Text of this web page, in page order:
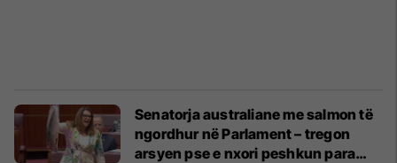
Senatorja australiane me salmon të
ngordhur në Parlament – tregon
arsyen pse e nxori peshkun para